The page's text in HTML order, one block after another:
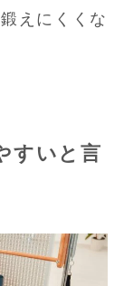
えにくくな
すいと言